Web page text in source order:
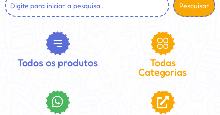
Pesquisar
Todos os produtos
Todas
Categorias